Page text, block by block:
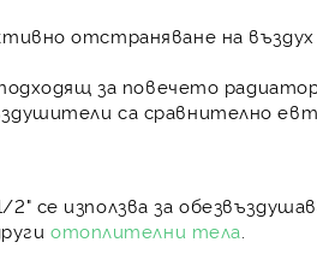
отстраняване на
за повечето
са сравнително
се използва за
отоплителни тела